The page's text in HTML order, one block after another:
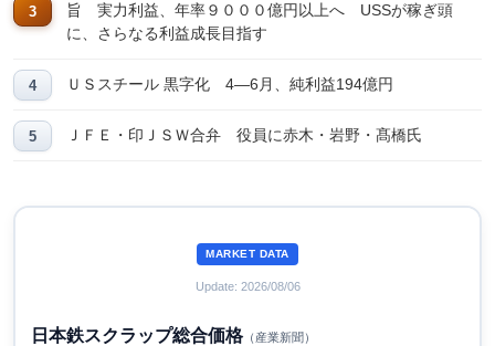
旨 実力利益、年率９０００億円以上へ USSが稼ぎ頭
に、さらなる利益成長目指す
ＵＳスチール 黒字化 4―6月、純利益194億円
ＪＦＥ・印ＪＳＷ合弁 役員に赤木・岩野・髙橋氏
MARKET DATA
Update: 2026/08/06
日本鉄スクラップ総合価格（産業新聞）